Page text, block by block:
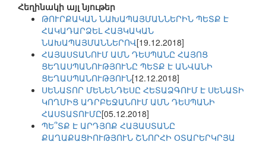
Հեղինակի այլ նյութեր
ԹՈՒՐՔԱԿԱՆ ՆԱԽԱՊԱՅՄԱՆՆԵՐԻՆ ՊԵՏՔ Է
ՀԱԿԱԴԱՐՁԵԼ ՀԱՅԿԱԿԱՆ
ՆԱԽԱՊԱՅՄԱՆՆԵՐՈՎ[19.12.2018]
ՀԱՅԱՍՏԱՆՈՒՄ ԱՄՆ ԴԵՍՊԱՆԸ ՀԱՅՈՑ
ՑԵՂԱՍՊԱՆՈՒԹՅՈՒՆԸ ՊԵՏՔ Է ԱՆՎԱՆԻ
ՑԵՂԱՍՊԱՆՈՒԹՅՈՒՆ[12.12.2018]
ՍԵՆԱՏՈՐ ՄԵՆԵՆԴԵՍԸ ՀԵՏԱՁԳՈՒՄ Է ՍԵՆԱՏԻ
ԿՈՂՄԻՑ ԱԴՐԲԵՋԱՆՈՒՄ ԱՄՆ ԴԵՍՊԱՆԻ
ՀԱՍՏԱՏՈՒՄԸ[05.12.2018]
ՊԵ՞ՏՔ Է ԱՐԴՅՈՔ ՀԱՅԱՍՏԱՆԸ
ՔԱՂԱՔԱՑԻՈՒԹՅՈՒՆ ՇՆՈՐՀԻ ՕՏԱՐԵՐԿՐՅԱ